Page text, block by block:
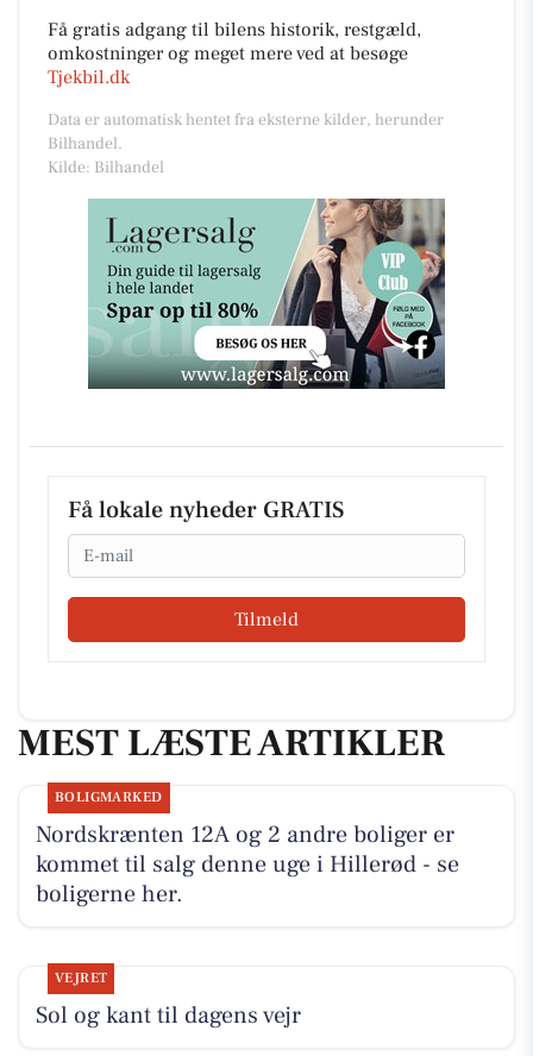
Få gratis adgang til bilens historik, restgæld,
omkostninger og meget mere ved at besøge
Tjekbil.dk
Data er automatisk hentet fra eksterne kilder, herunder
Bilhandel.
Kilde: Bilhandel
Få lokale nyheder GRATIS
Email
Tilmeld
MEST LÆSTE ARTIKLER
BOLIGMARKED
Nordskrænten 12A og 2 andre boliger er
kommet til salg denne uge i Hillerød - se
boligerne her.
VEJRET
Sol og kant til dagens vejr